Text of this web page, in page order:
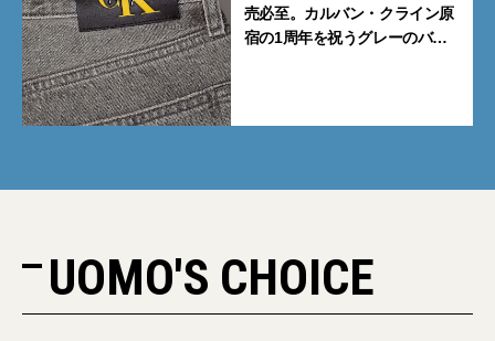
売必至。カルバン・クライン原
宿の1周年を祝うグレーのバ
UOMO'S CHOICE